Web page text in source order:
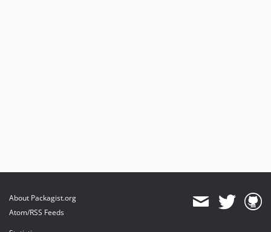
About Packagist.org
Atom/RSS Feeds